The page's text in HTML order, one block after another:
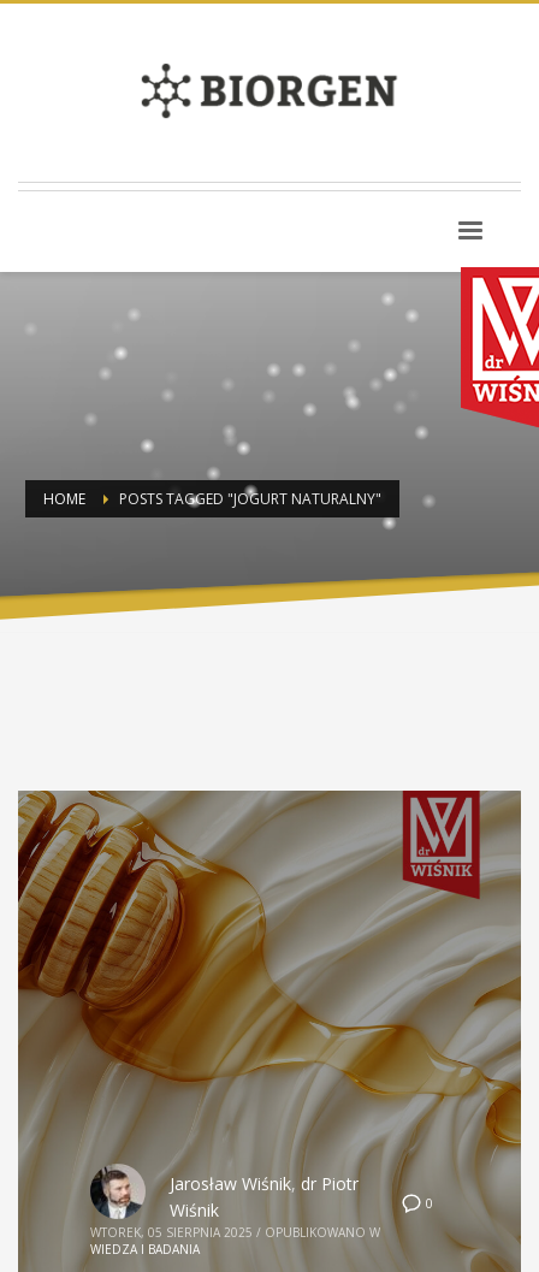
HOME POSTS TAGGED "JOGURT NATURALNY"
0
Jarosław Wiśnik, dr Piotr
Wiśnik
WTOREK, 05 SIERPNIA 2025 / OPUBLIKOWANO W
WIEDZA I BADANIA